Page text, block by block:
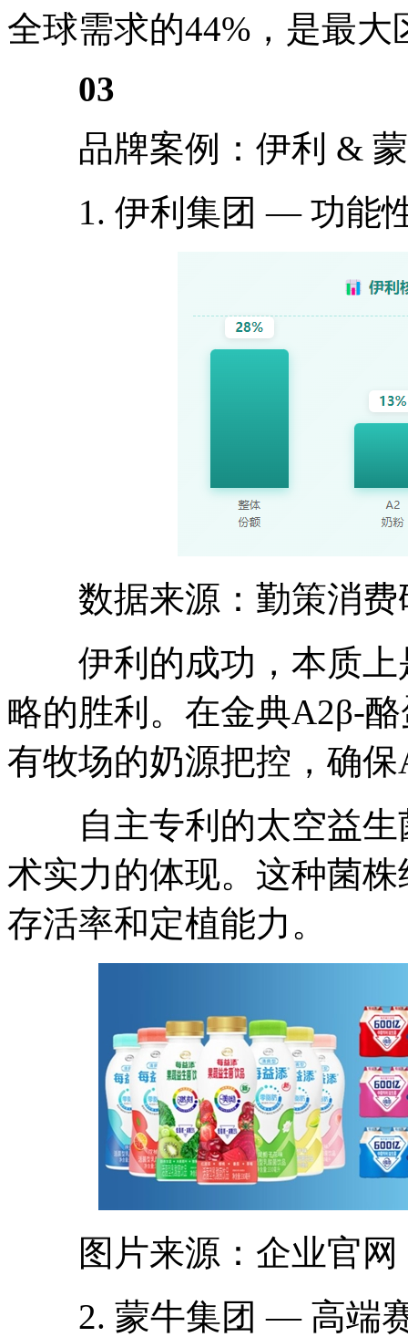
全球需求的44%，是最大
03
品牌案例：伊利 & 蒙
1. 伊利集团 — 功能性
数据来源：勤策消费
伊利的成功，本质上
略的胜利。在金典A2β-
有牧场的奶源把控，确
自主专利的太空益生
术实力的体现。这种菌
存活率和定植能力。
图片来源：企业官网
2. 蒙牛集团 — 高端赛